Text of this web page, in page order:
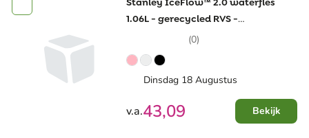
Stanley IceFlow™ 2.0 waterfles
1.06L - gerecycled RVS -
openklapbaar deksel
(0)
Dinsdag 18 Augustus
v.a.43,09 Bekijk